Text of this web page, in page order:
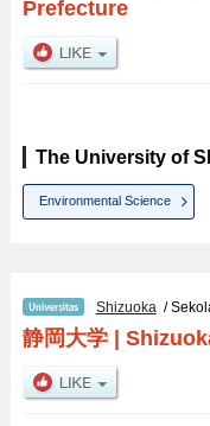
Prefecture
The University of
Environmental Science
Shizuoka /
静岡大学|